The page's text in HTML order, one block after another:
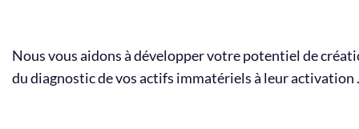
Nous vous aidons à développer votre potentiel de
du diagnostic de vos actifs immatériels à leur activation .